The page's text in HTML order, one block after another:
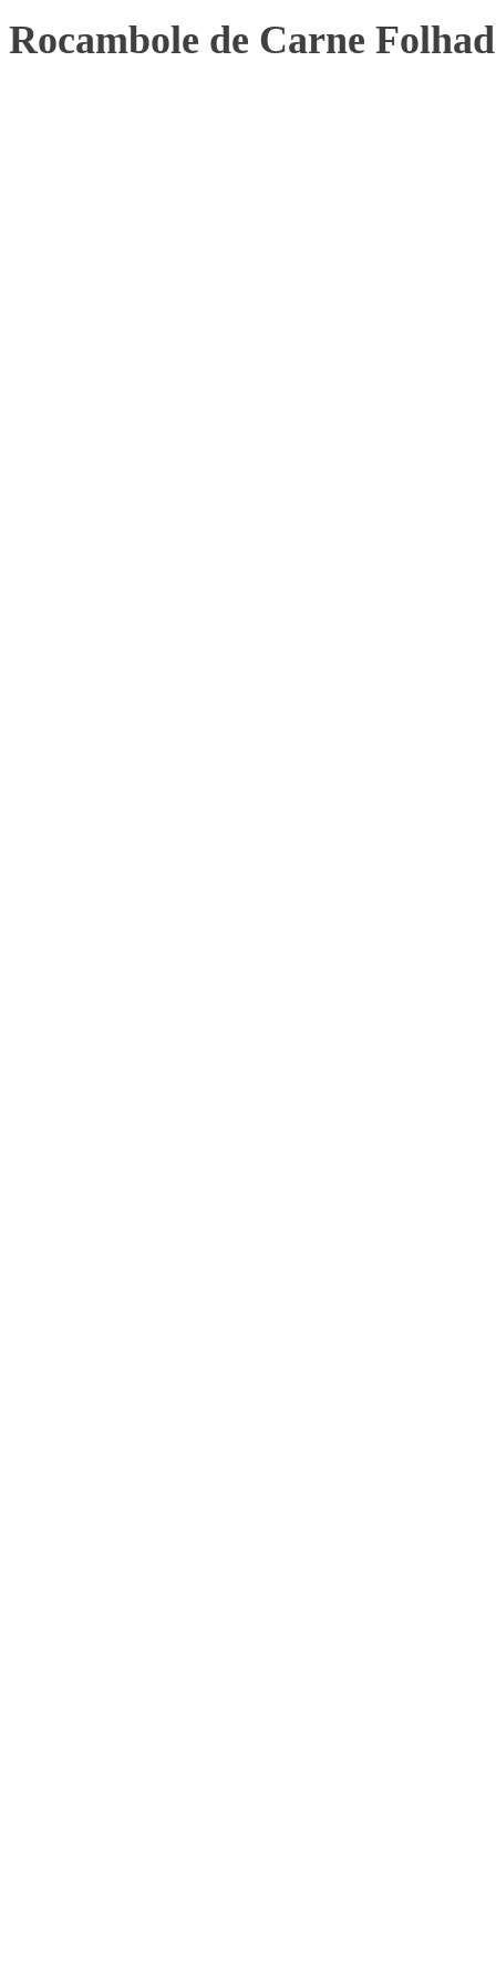
Rocambole de Carne